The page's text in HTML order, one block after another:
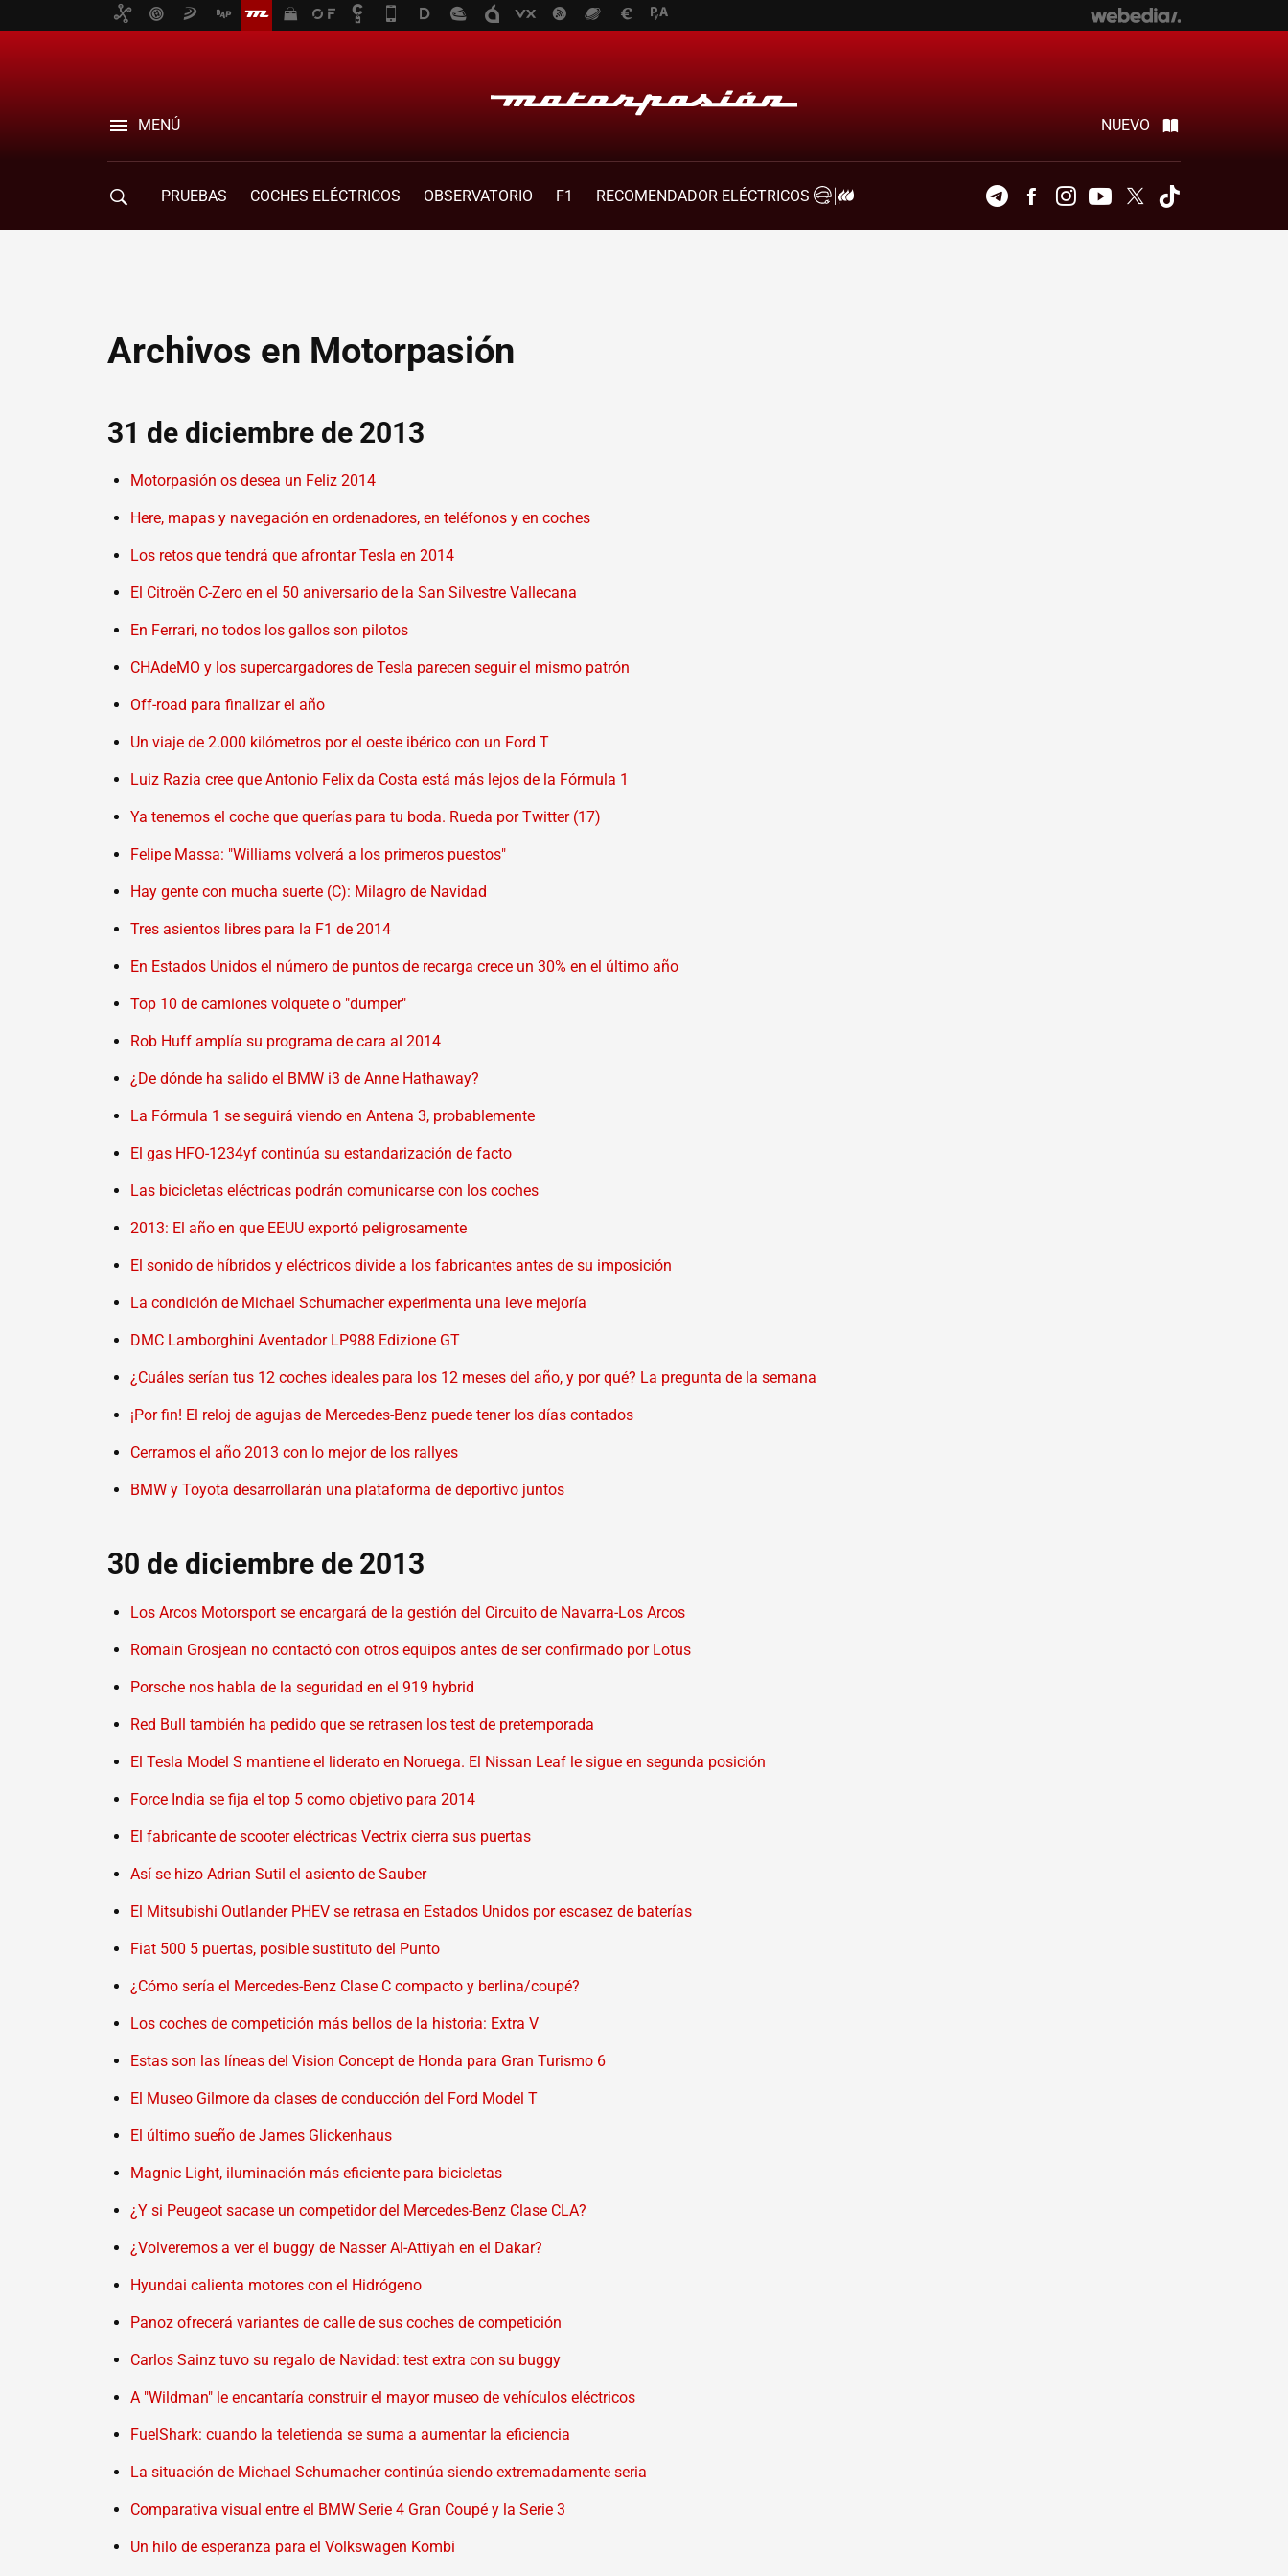
MENÚ NUEVO
PRUEBAS COCHES ELÉCTRICOS OBSERVATORIO F1
RECOMENDADOR ELÉCTRICOS
TelegramFacebookInstagramYoutubeTwitter
Archivos en Motorpasión
31 de diciembre de 2013
Motorpasión os desea un Feliz 2014
Here, mapas y navegación en ordenadores, en teléfonos y en coches
Los retos que tendrá que afrontar Tesla en 2014
El Citroën C-Zero en el 50 aniversario de la San Silvestre Vallecana
En Ferrari, no todos los gallos son pilotos
CHAdeMO y los supercargadores de Tesla parecen seguir el mismo patrón
Off-road para finalizar el año
Un viaje de 2.000 kilómetros por el oeste ibérico con un Ford T
Luiz Razia cree que Antonio Felix da Costa está más lejos de la Fórmula 1
Ya tenemos el coche que querías para tu boda. Rueda por Twitter (17)
Felipe Massa: "Williams volverá a los primeros puestos"
Hay gente con mucha suerte (C): Milagro de Navidad
Tres asientos libres para la F1 de 2014
En Estados Unidos el número de puntos de recarga crece un 30% en el último año
Top 10 de camiones volquete o "dumper"
Rob Huff amplía su programa de cara al 2014
¿De dónde ha salido el BMW i3 de Anne Hathaway?
La Fórmula 1 se seguirá viendo en Antena 3, probablemente
El gas HFO-1234yf continúa su estandarización de facto
Las bicicletas eléctricas podrán comunicarse con los coches
2013: El año en que EEUU exportó peligrosamente
El sonido de híbridos y eléctricos divide a los fabricantes antes de su imposición
La condición de Michael Schumacher experimenta una leve mejoría
DMC Lamborghini Aventador LP988 Edizione GT
¿Cuáles serían tus 12 coches ideales para los 12 meses del año, y por qué? La pregunta de la semana
¡Por fin! El reloj de agujas de Mercedes-Benz puede tener los días contados
Cerramos el año 2013 con lo mejor de los rallyes
BMW y Toyota desarrollarán una plataforma de deportivo juntos
30 de diciembre de 2013
Los Arcos Motorsport se encargará de la gestión del Circuito de Navarra-Los Arcos
Romain Grosjean no contactó con otros equipos antes de ser confirmado por Lotus
Porsche nos habla de la seguridad en el 919 hybrid
Red Bull también ha pedido que se retrasen los test de pretemporada
El Tesla Model S mantiene el liderato en Noruega. El Nissan Leaf le sigue en segunda posición
Force India se fija el top 5 como objetivo para 2014
El fabricante de scooter eléctricas Vectrix cierra sus puertas
Así se hizo Adrian Sutil el asiento de Sauber
El Mitsubishi Outlander PHEV se retrasa en Estados Unidos por escasez de baterías
Fiat 500 5 puertas, posible sustituto del Punto
¿Cómo sería el Mercedes-Benz Clase C compacto y berlina/coupé?
Los coches de competición más bellos de la historia: Extra V
Estas son las líneas del Vision Concept de Honda para Gran Turismo 6
El Museo Gilmore da clases de conducción del Ford Model T
El último sueño de James Glickenhaus
Magnic Light, iluminación más eficiente para bicicletas
¿Y si Peugeot sacase un competidor del Mercedes-Benz Clase CLA?
¿Volveremos a ver el buggy de Nasser Al-Attiyah en el Dakar?
Hyundai calienta motores con el Hidrógeno
Panoz ofrecerá variantes de calle de sus coches de competición
Carlos Sainz tuvo su regalo de Navidad: test extra con su buggy
A "Wildman" le encantaría construir el mayor museo de vehículos eléctricos
FuelShark: cuando la teletienda se suma a aumentar la eficiencia
La situación de Michael Schumacher continúa siendo extremadamente seria
Comparativa visual entre el BMW Serie 4 Gran Coupé y la Serie 3
Un hilo de esperanza para el Volkswagen Kombi